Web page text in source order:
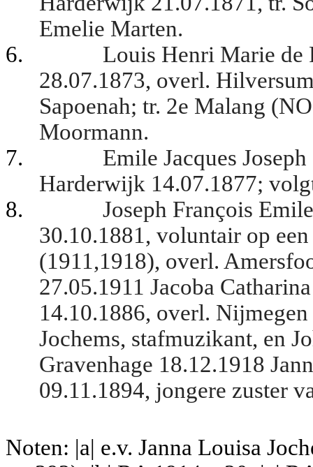
Emelie Marten.
6.
Louis Henri Marie
28.07.1873, overl.
Sapoenah; tr. 2e Malang
Moormann.
7.
Emile Jacques
Harderwijk 14.07.1877;
8.
Joseph François
30.10.1881, voluntair op
(1911,1918), overl.
27.05.1911 Jacoba
14.10.1886, overl.
Jochems, stafmuzikant, en
Gravenhage 18.12.1918
09.11.1894, jongere zuster
Noten: |a| e.v. Janna Louisa